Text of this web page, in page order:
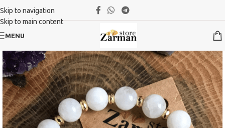
Skip to navigation
Skip to main content
MENU